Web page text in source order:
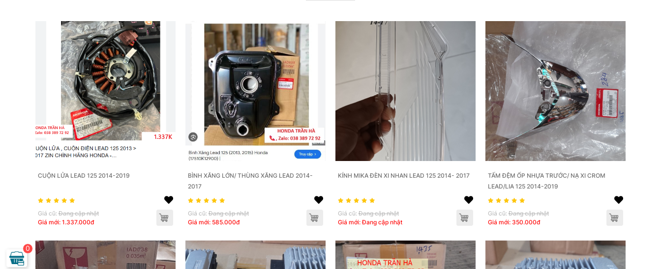
CUỘN LỬA LEAD 125 2014-2019
Giá cũ: Đang cập nhật
Giá mới: 1.337.000đ
BÌNH XĂNG LỚN/ THÙNG XĂNG LEAD 2014-
2017
Giá cũ: Đang cập nhật
Giá mới: 585.000đ
KÍNH MIKA ĐÈN XI NHAN LEAD 125 2014- 2017
Giá cũ: Đang cập nhật
Giá mới: Đang cập nhật
TẤM ĐỆM ỐP NHỰA TRƯỚC/ NẠ XI CROM
LEAD/LIA 125 2014-2019
Giá cũ: Đang cập nhật
Giá mới: 350.000đ
0